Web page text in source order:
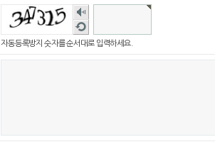
숫자
음성
듣기
새로
고침
자동등록방지 숫자를 순서대로 입력하세요.